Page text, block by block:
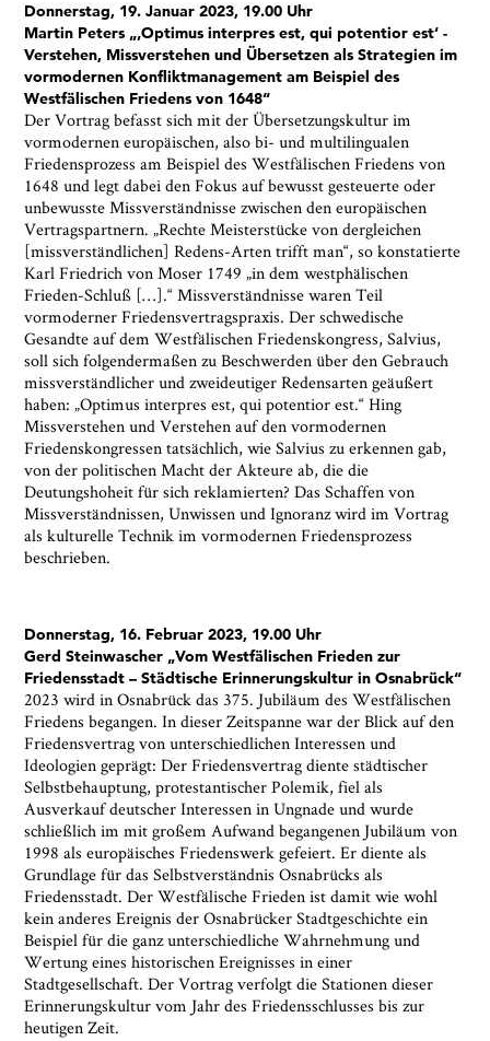
Donnerstag, 19. Januar 2023, 19.00 Uhr
Martin Peters „‚Optimus interpres est, qui potentior est‘ -
Verstehen, Missverstehen und Übersetzen als Strategien im
vormodernen Konfliktmanagement am Beispiel des
Westfälischen Friedens von 1648“
Der Vortrag befasst sich mit der Übersetzungskultur im
vormodernen europäischen, also bi- und multilingualen
Friedensprozess am Beispiel des Westfälischen Friedens von
1648 und legt dabei den Fokus auf bewusst gesteuerte oder
unbewusste Missverständnisse zwischen den europäischen
Vertragspartnern. „Rechte Meisterstücke von dergleichen
[missverständlichen] Redens-Arten trifft man“, so konstatierte
Karl Friedrich von Moser 1749 „in dem westphälischen
Frieden-Schluß […].“ Missverständnisse waren Teil
vormoderner Friedensvertragspraxis. Der schwedische
Gesandte auf dem Westfälischen Friedenskongress, Salvius,
soll sich folgendermaßen zu Beschwerden über den Gebrauch
missverständlicher und zweideutiger Redensarten geäußert
haben: „Optimus interpres est, qui potentior est.“ Hing
Missverstehen und Verstehen auf den vormodernen
Friedenskongressen tatsächlich, wie Salvius zu erkennen gab,
von der politischen Macht der Akteure ab, die die
Deutungshoheit für sich reklamierten? Das Schaffen von
Missverständnissen, Unwissen und Ignoranz wird im Vortrag
als kulturelle Technik im vormodernen Friedensprozess
beschrieben.
Donnerstag, 16. Februar 2023, 19.00 Uhr
Gerd Steinwascher „Vom Westfälischen Frieden zur
Friedensstadt – Städtische Erinnerungskultur in Osnabrück“
2023 wird in Osnabrück das 375. Jubiläum des Westfälischen
Friedens begangen. In dieser Zeitspanne war der Blick auf den
Friedensvertrag von unterschiedlichen Interessen und
Ideologien geprägt: Der Friedensvertrag diente städtischer
Selbstbehauptung, protestantischer Polemik, fiel als
Ausverkauf deutscher Interessen in Ungnade und wurde
schließlich im mit großem Aufwand begangenen Jubiläum von
1998 als europäisches Friedenswerk gefeiert. Er diente als
Grundlage für das Selbstverständnis Osnabrücks als
Friedensstadt. Der Westfälische Frieden ist damit wie wohl
kein anderes Ereignis der Osnabrücker Stadtgeschichte ein
Beispiel für die ganz unterschiedliche Wahrnehmung und
Wertung eines historischen Ereignisses in einer
Stadtgesellschaft. Der Vortrag verfolgt die Stationen dieser
Erinnerungskultur vom Jahr des Friedensschlusses bis zur
heutigen Zeit.
Ja, ich bin damit einverstanden, dass das
Museumsquartier Osnabrück die oben
angegebenen Informationen speichert, um mir den
Newsletter zusenden zu können. Ich kann diese
Zustimmung jederzeit widerrufen und die
Informationen aus den Systemen des
Museumsquartiers Osnabrück löschen lassen. Es
besteht ein Beschwerderecht bei einer
Aufsichtsbehörde für Datenschutz. Weitere
Informationen siehe:Datenschutz-Seite.*
* notwendige Angaben